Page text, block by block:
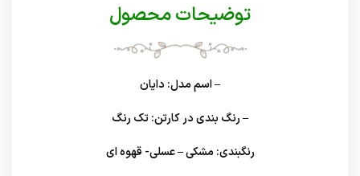
توضیحات محصول
– اسم مدل: دایان
– رنگ بندی در کارتن:تک رنگ
رنگبندی: مشکی – عسلی- قهوه ای